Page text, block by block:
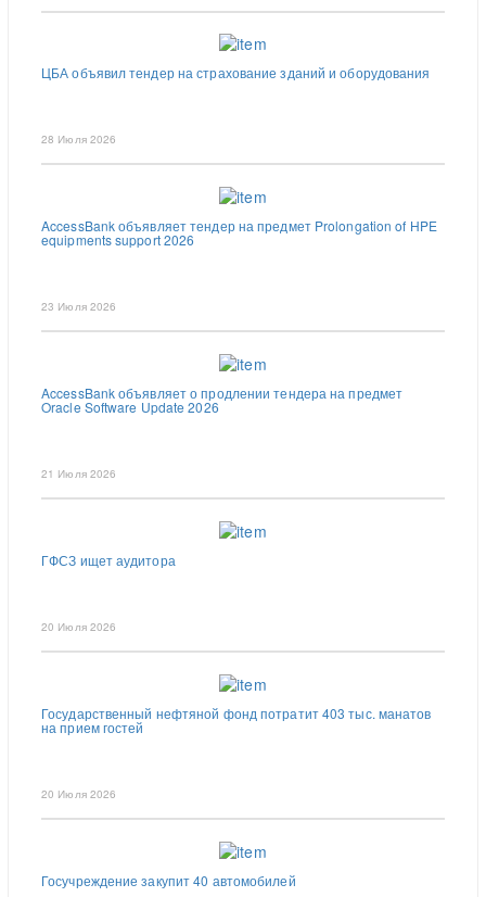
ЦБА объявил тендер на страхование зданий и оборудования
28 Июля 2026
AccessBank объявляет тендер на предмет Prolongation of HPE
equipments support 2026
23 Июля 2026
AccessBank объявляет о продлении тендера на предмет
Oracle Software Update 2026
21 Июля 2026
ГФСЗ ищет аудитора
20 Июля 2026
Государственный нефтяной фонд потратит 403 тыс. манатов
на прием гостей
20 Июля 2026
Госучреждение закупит 40 автомобилей